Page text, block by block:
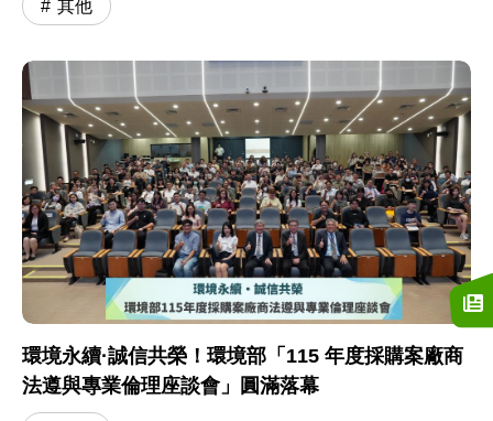
其他
環境永續·誠信共榮！環境部「115 年度採購案廠商
法遵與專業倫理座談會」圓滿落幕